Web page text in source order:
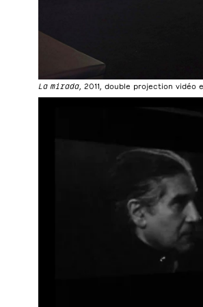
La mirada, 2011, double projection vidéo